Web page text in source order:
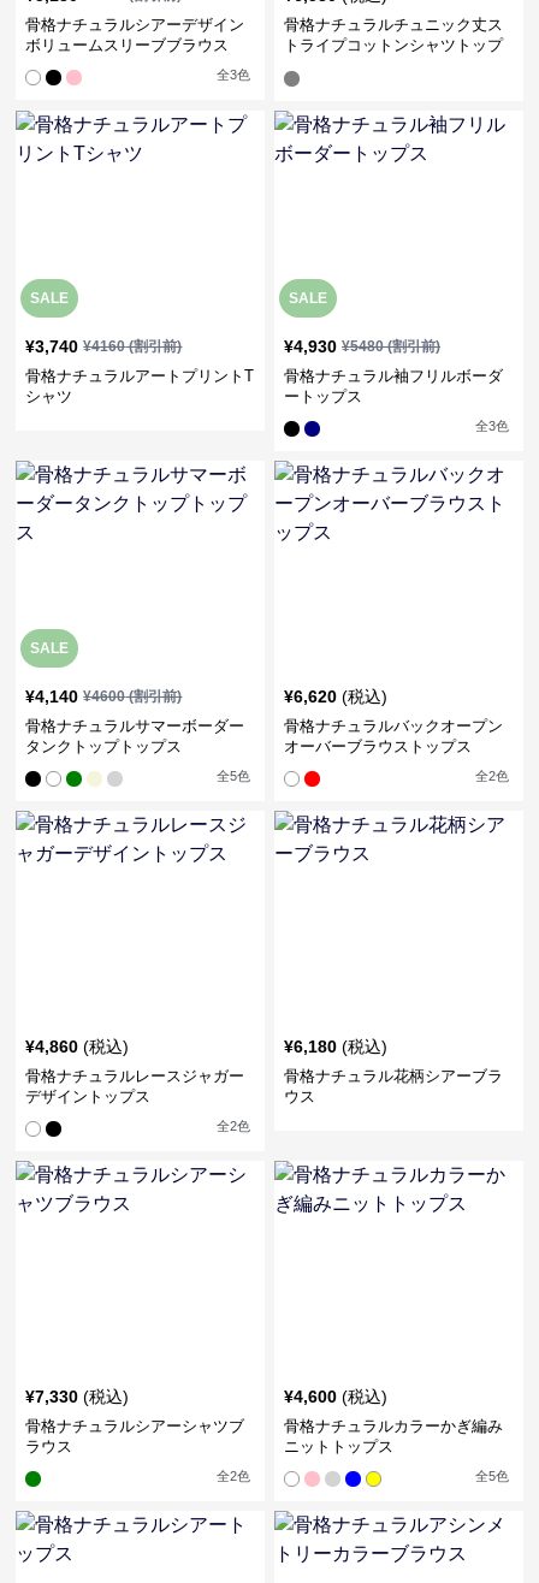
骨格ナチュラルシアーデザイン
ボリュームスリーブブラウス
全3色
骨格ナチュラルチュニック丈ス
トライプコットンシャツトップ
SALE
¥3,740 ¥4160(割引前)
骨格ナチュラルアートプリントT
シャツ
SALE
¥4,930 ¥5480(割引前)
骨格ナチュラル袖フリルボーダ
ートップス
全3色
SALE
¥4,140 ¥4600(割引前)
骨格ナチュラルサマーボーダー
タンクトップトップス
全5色
¥6,620 (税込)
骨格ナチュラルバックオープン
オーバーブラウストップス
全2色
¥4,860 (税込)
骨格ナチュラルレースジャガー
デザイントップス
全2色
¥6,180 (税込)
骨格ナチュラル花柄シアーブラ
ウス
¥7,330 (税込)
骨格ナチュラルシアーシャツブ
ラウス
全2色
¥4,600 (税込)
骨格ナチュラルカラーかぎ編み
ニットトップス
全5色